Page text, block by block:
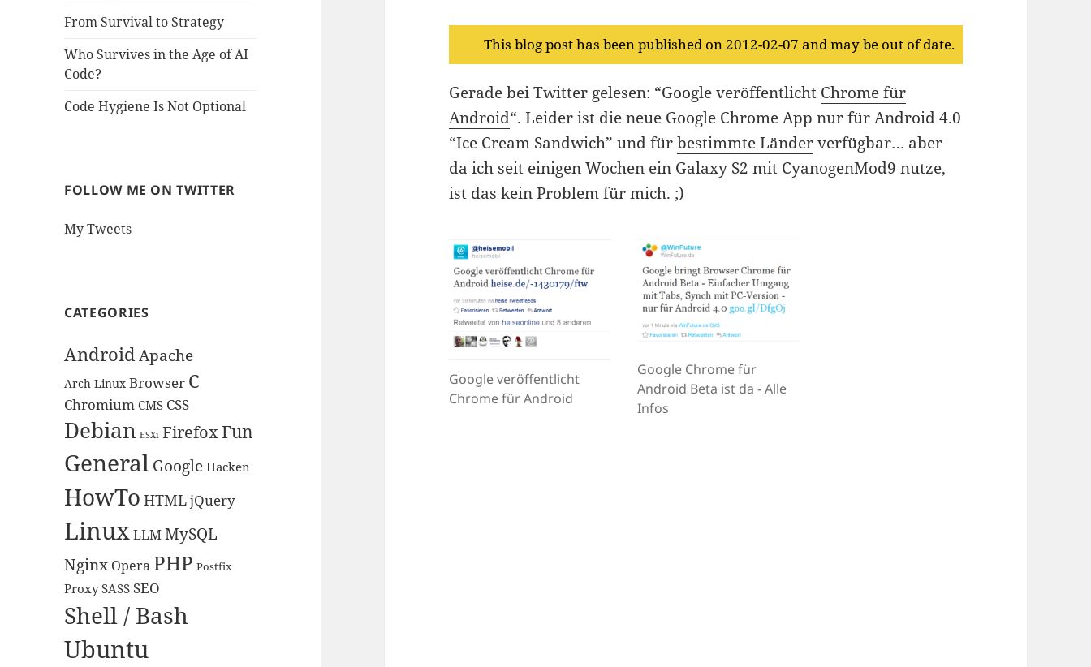
From Survival to Strategy
Who Survives in the Age of AI
Code?
Code Hygiene Is Not Optional
FOLLOW ME ON TWITTER
My Tweets
CATEGORIES
AndroidApache
Arch Linux Browser C
Chromium CMS CSS
Debian ESXi FirefoxFun
GeneralGoogle Hacken
HowTo HTMLjQuery
LinuxLLMMySQL
Nginx Opera PHP Postfix
Proxy SASS SEO
Shell / Bash
Ubuntu
This blog post has been published on 2012-02-07 and may be out of date.
Gerade bei Twitter gelesen: “Google veröffentlicht Chrome für
Android“. Leider ist die neue Google Chrome App nur für Android 4.0
“Ice Cream Sandwich” und fürbestimmte Länderverfügbar… aber
da ich seit einigen Wochen ein Galaxy S2 mit CyanogenMod9 nutze,
ist das kein Problem für mich. ;)
Google veröffentlicht
Chrome für Android
Google Chrome für
Android Beta ist da - Alle
Infos